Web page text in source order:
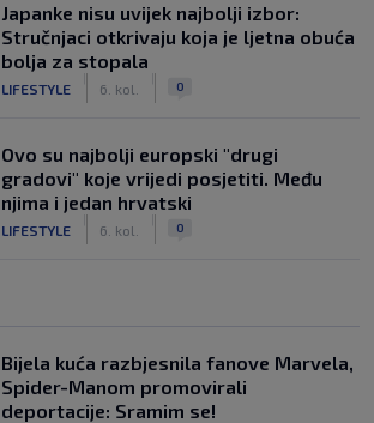
Japanke nisu uvijek najbolji izbor:
Stručnjaci otkrivaju koja je ljetna obuća
bolja za stopala
LIFESTYLE 6. kol. 0
Ovo su najbolji europski "drugi
gradovi" koje vrijedi posjetiti. Među
njima i jedan hrvatski
LIFESTYLE 6. kol. 0
Bijela kuća razbjesnila fanove Marvela,
Spider-Manom promovirali
deportacije: Sramim se!